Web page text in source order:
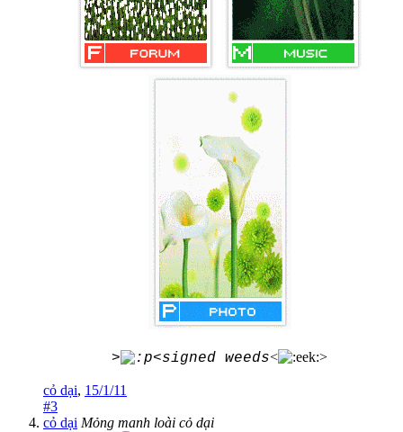
> <signed weeds< >
cỏ dại, 15/1/11
#3
cỏ dại Mỏng manh loài cỏ dại